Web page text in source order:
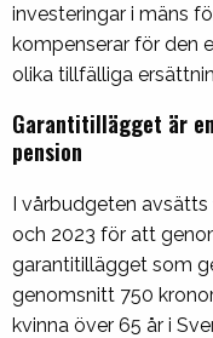
investeringar i mäns
kompenserar för den
olika tillfälliga
Garantitillägget är
pension
I vårbudgeten avsätts
och 2023 för att
garantitillägget som
genomsnitt 750
kvinna över 65 år i